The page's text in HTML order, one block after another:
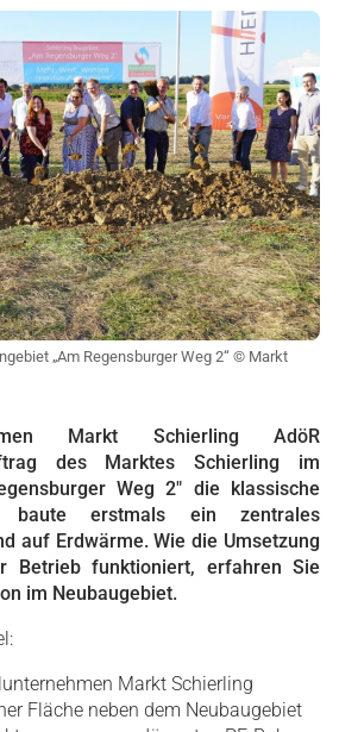
„Am Regensburger Weg 2“ © Markt
Markt Schierling AdöR
des Marktes Schierling im
Weg 2" die klassische
baute erstmals ein zentrales
auf Erdwärme. Wie die Umsetzung
Betrieb funktioniert, erfahren Sie
im Neubaugebiet.
Markt Schierling
Fläche neben dem Neubaugebiet